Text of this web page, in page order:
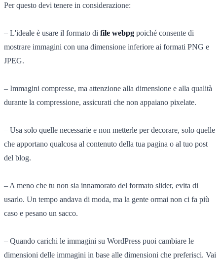
Per questo devi tenere in considerazione:
– L'ideale è usare il formato di file webpg poiché consente di
mostrare immagini con una dimensione inferiore ai formati PNG e
JPEG.
– Immagini compresse, ma attenzione alla dimensione e alla qualità
durante la compressione, assicurati che non appaiano pixelate.
– Usa solo quelle necessarie e non metterle per decorare, solo quelle
che apportano qualcosa al contenuto della tua pagina o al tuo post
del blog.
– A meno che tu non sia innamorato del formato slider, evita di
usarlo. Un tempo andava di moda, ma la gente ormai non ci fa più
caso e pesano un sacco.
– Quando carichi le immagini su WordPress puoi cambiare le
dimensioni delle immagini in base alle dimensioni che preferisci. Vai